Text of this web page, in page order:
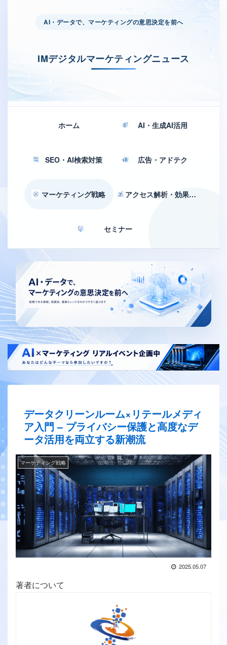
AI・データで、マーケティングの意思決定を前へ
IMデジタルマーケティングニュース
ホーム AI・生成AI活用
SEO・AI検索対策 広告・アドテク
マーケティング戦略 アクセス解析・効果測定
セミナー
データクリーンルーム×リテールメディ
ア入門 – プライバシー保護と高度なデ
ータ活用を両立する新潮流
マーケティング戦略
2025.05.07
著者について